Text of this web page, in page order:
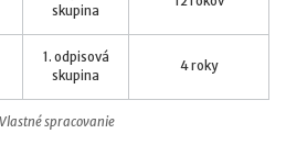
spracovanie
skupina
1. odpisová
skupina
4 roky